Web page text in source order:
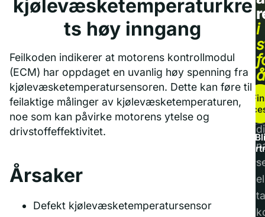
kjølevæsketemperaturkre
ts høy inngang
Feilkoden indikerer at motorens kontrollmodul
(ECM) har oppdaget en uvanlig høy spenning fra
kjølevæsketemperatursensoren. Dette kan føre til
feilaktige målinger av kjølevæsketemperaturen,
noe som kan påvirke motorens ytelse og
drivstoffeffektivitet.
Årsaker
Defekt kjølevæsketemperatursensor
i
å
ta
Bli